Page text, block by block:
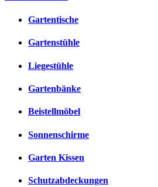
Gartentische
Gartenstühle
Liegestühle
Gartenbänke
Beistellmöbel
Sonnenschirme
Garten Kissen
Schutzabdeckungen